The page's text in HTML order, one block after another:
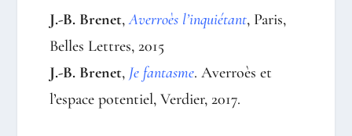
J.-B. Brenet,Averroès l’inquiétant, Paris,
Belles Lettres, 2015
J.-B. Brenet, Je fantasme. Averroès et
l’espace potentiel, Verdier, 2017.